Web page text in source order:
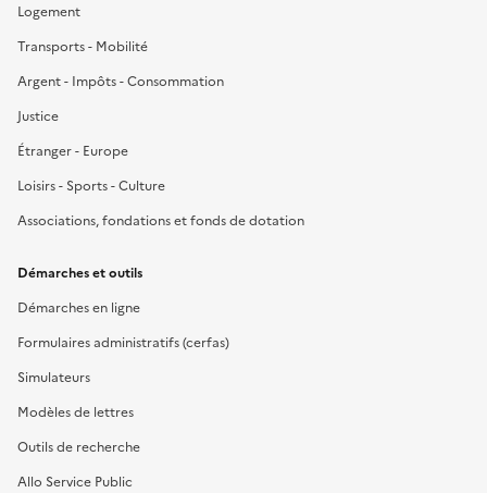
Logement
Transports - Mobilité
Argent - Impôts - Consommation
Justice
Étranger - Europe
Loisirs - Sports - Culture
Associations, fondations et fonds de dotation
Démarches et outils
Démarches en ligne
Formulaires administratifs (cerfas)
Simulateurs
Modèles de lettres
Outils de recherche
Allo Service Public